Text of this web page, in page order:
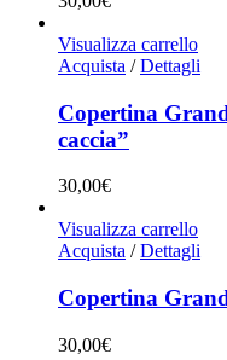
Visualizza carrello
Acquista / Dettagli
Copertina
caccia”
30,00€
Visualizza carrello
Acquista / Dettagli
Copertina
30,00€